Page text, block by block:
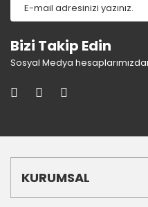
Bizi Takip Edin
Sosyal Medya
KURUMSAL